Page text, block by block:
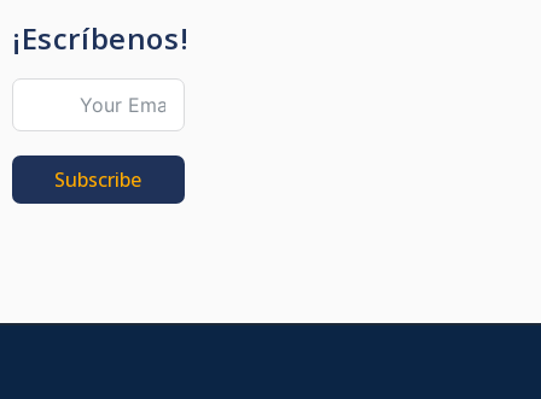
¡Escríbenos!
Subscribe